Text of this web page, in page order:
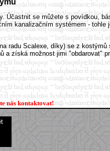
Účastnit se můžete s povídkou,
kanalizačním systémem - tohle
radu Scalexe, díky) se z
a získá možnost jimi "obdarovat"
nás kontaktovat!